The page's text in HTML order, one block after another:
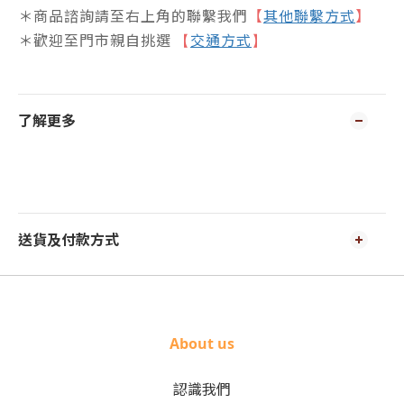
＊商品諮詢請至右上角的聯繫我們 【其他聯繫方式】
＊歡迎至門市親自挑選
【 交通方式 】
了解更多
送貨及付款方式
About us
認識我們